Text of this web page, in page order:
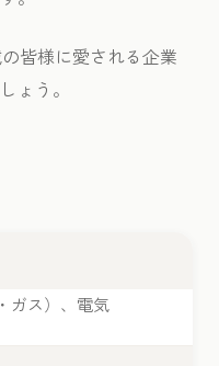
皆様に愛される企業
ょう。
ガス）、電気